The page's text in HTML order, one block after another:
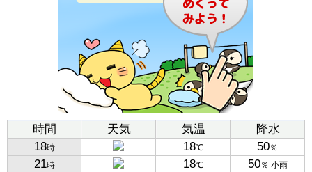
時間 天気 気温
降水
18時 18℃ 50％
21時 18℃ 50％ 小雨